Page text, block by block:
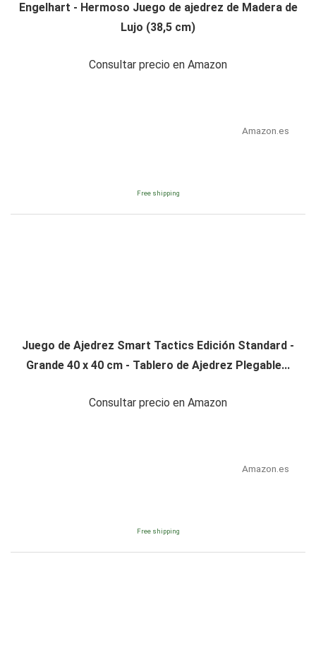
Engelhart - Hermoso Juego de ajedrez de Madera de
Lujo (38,5 cm)
Consultar precio en Amazon
Amazon.es
Free shipping
Juego de Ajedrez Smart Tactics Edición Standard -
Grande 40 x 40 cm - Tablero de Ajedrez Plegable...
Consultar precio en Amazon
Amazon.es
Free shipping